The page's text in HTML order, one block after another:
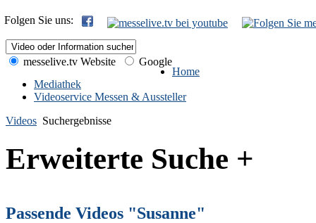
Folgen Sie uns:
messelive.tv Website
Google
Home
Mediathek
Videoservice Messen & Aussteller
Videos Suchergebnisse
Erweiterte Suche +
Passende Videos "Susanne"